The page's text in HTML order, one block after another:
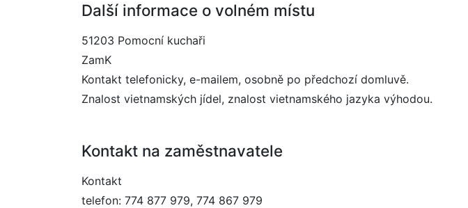
Další informace o volném místu
51203 Pomocní kuchaři
ZamK
Kontakt telefonicky, e-mailem, osobně po předchozí domluvě.
Znalost vietnamských jídel, znalost vietnamského jazyka výhodou.
Kontakt na zaměstnavatele
Kontakt
telefon: 774 877 979, 774 867 979